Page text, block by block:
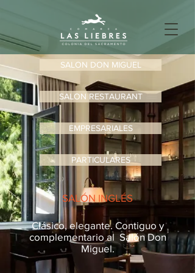
SALON DON MIGUEL
SALON RESTAURANT
EMPRESARIALES
PARTICULARES
SALÓN INGLÉS
Clásico, elegante. Contiguo y
complementario al Salón Don
Miguel.